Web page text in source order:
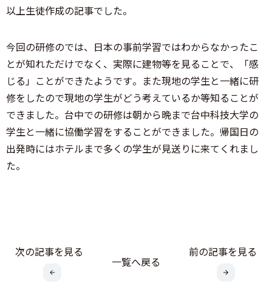
以上生徒作成の記事でした。
今回の研修のでは、日本の事前学習ではわからなかったこ
とが知れただけでなく、実際に建物等を見ることで、「感
じる」ことができたようです。また現地の学生と一緒に研
修をしたので現地の学生がどう考えているか等知ることが
できました。台中での研修は朝から晩まで台中科技大学の
学生と一緒に協働学習をすることができました。帰国日の
出発時にはホテルまで多くの学生が見送りに来てくれまし
た。
次の記事を見る
一覧へ戻る
前の記事を見る